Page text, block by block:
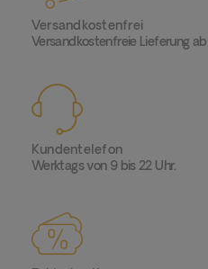
Versandkostenfrei
Versandkostenfreie Lieferung
Kundentelefon
Werktags von 9 bis 22 Uhr.